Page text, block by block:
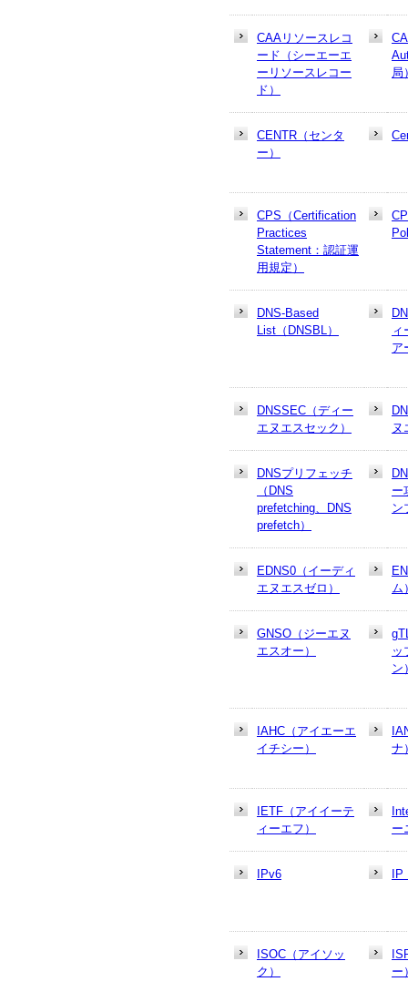
CAAリソースレコ
ード（シーエーエ
ーリソースレコー
ド）
局
CENTR（センタ
ー）
CPS（Certification
Practices
Statement：認証運
用規定）
DNS-Based
List（DNSBL）
ィ
ア
DNSSEC（ディー
エヌエスセック）
ヌ
DNSプリフェッチ
（DNS
prefetching、DNS
prefetch）
ー
ン
EDNS0（イーディ
エヌエスゼロ）
ム
GNSO（ジーエヌ
エスオー）
ッ
ン
IAHC（アイエーエ
イチシー）
ナ
IETF（アイイーテ
ィーエフ）
ー
IPv6
ISOC（アイソッ
ク）
ー